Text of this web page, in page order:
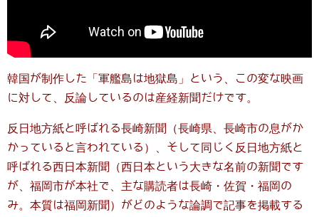
韓国が制作した「軍艦島は地獄島」という、この変な映画
に対して、反論しているのは産経新聞だけです。
反日地方紙と呼ばれる長崎新聞（長崎県、長崎市の息がか
かっていると言われている）、そして同じく反日地方紙と
呼ばれる西日本新聞（西日本という大きな名前の新聞です
が、福岡市が本社で、主な購読者は長崎・佐賀・福岡の
み。本質は福岡新聞）がどのような論調で記事を掲載する